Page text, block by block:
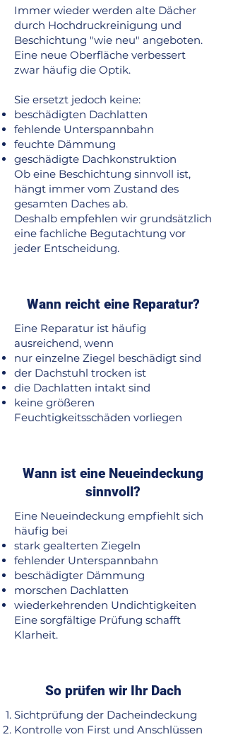
Immer wieder werden alte Dächer
durch Hochdruckreinigung und
Beschichtung "wie neu" angeboten.
Eine neue Oberfläche verbessert
zwar häufig die Optik.
Sie ersetzt jedoch keine:
beschädigten Dachlatten
fehlende Unterspannbahn
feuchte Dämmung
geschädigte Dachkonstruktion
Ob eine Beschichtung sinnvoll ist,
hängt immer vom Zustand des
gesamten Daches ab.
Deshalb empfehlen wir grundsätzlich
eine fachliche Begutachtung vor
jeder Entscheidung.
Wann reicht eine Reparatur?
Eine Reparatur ist häufig
ausreichend, wenn
nur einzelne Ziegel beschädigt sind
der Dachstuhl trocken ist
die Dachlatten intakt sind
keine größeren
Feuchtigkeitsschäden vorliegen
Wann ist eine Neueindeckung
sinnvoll?
Eine Neueindeckung empfiehlt sich
häufig bei
stark gealterten Ziegeln
fehlender Unterspannbahn
beschädigter Dämmung
morschen Dachlatten
wiederkehrenden Undichtigkeiten
Eine sorgfältige Prüfung schafft
Klarheit.
So prüfen wir Ihr Dach
Sichtprüfung der Dacheindeckung
Kontrolle von First und Anschlüssen